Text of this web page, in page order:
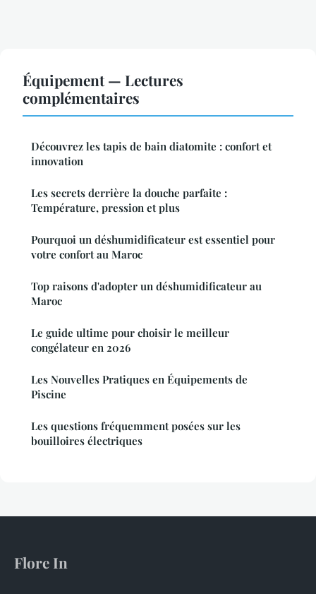
Équipement — Lectures
complémentaires
Découvrez les tapis de bain diatomite : confort et
innovation
Les secrets derrière la douche parfaite :
Température, pression et plus
Pourquoi un déshumidificateur est essentiel pour
votre confort au Maroc
Top raisons d'adopter un déshumidificateur au
Maroc
Le guide ultime pour choisir le meilleur
congélateur en 2026
Les Nouvelles Pratiques en Équipements de
Piscine
Les questions fréquemment posées sur les
bouilloires électriques
Flore In